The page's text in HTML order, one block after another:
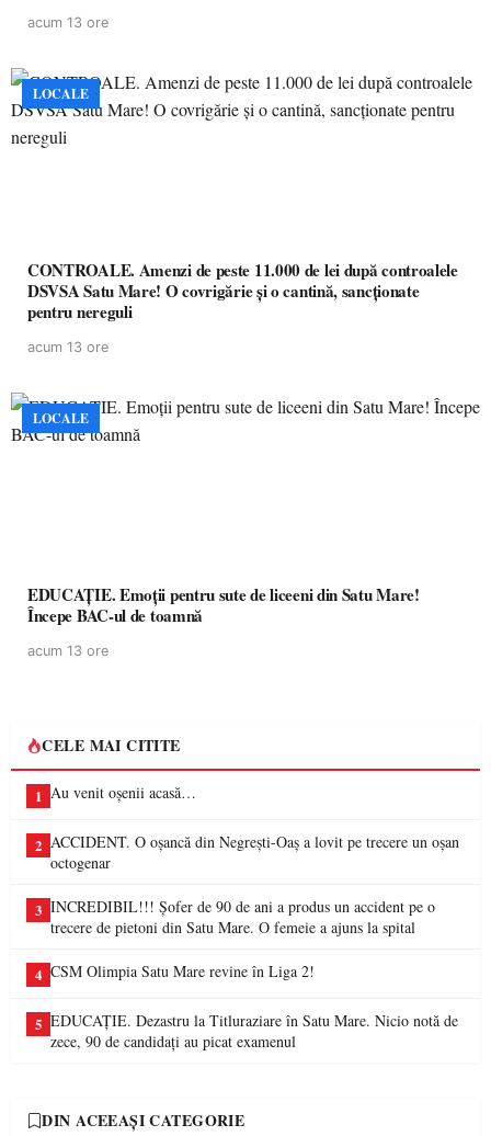
acum 13 ore
LOCALE
CONTROALE. Amenzi de peste 11.000 de lei după controalele
DSVSA Satu Mare! O covrigărie și o cantină, sancționate
pentru nereguli
acum 13 ore
LOCALE
EDUCAȚIE. Emoții pentru sute de liceeni din Satu Mare!
Începe BAC-ul de toamnă
acum 13 ore
CELE MAI CITITE
1 Au venit oșenii acasă…
2 ACCIDENT. O oșancă din Negrești-Oaș a lovit pe trecere un oșan
octogenar
3 INCREDIBIL!!! Șofer de 90 de ani a produs un accident pe o
trecere de pietoni din Satu Mare. O femeie a ajuns la spital
4 CSM Olimpia Satu Mare revine în Liga 2!
5 EDUCAȚIE. Dezastru la Titluraziare în Satu Mare. Nicio notă de
zece, 90 de candidați au picat examenul
DIN ACEEAȘI CATEGORIE